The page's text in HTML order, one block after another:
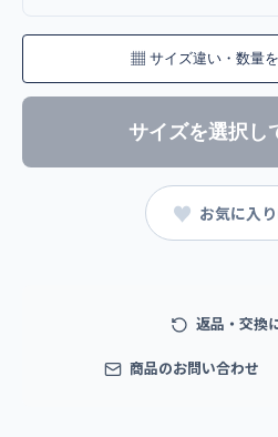
▦ サイズ違い・数量
サイズを選択し
♥ お気に入
返品・交換
商品のお問い合わせ